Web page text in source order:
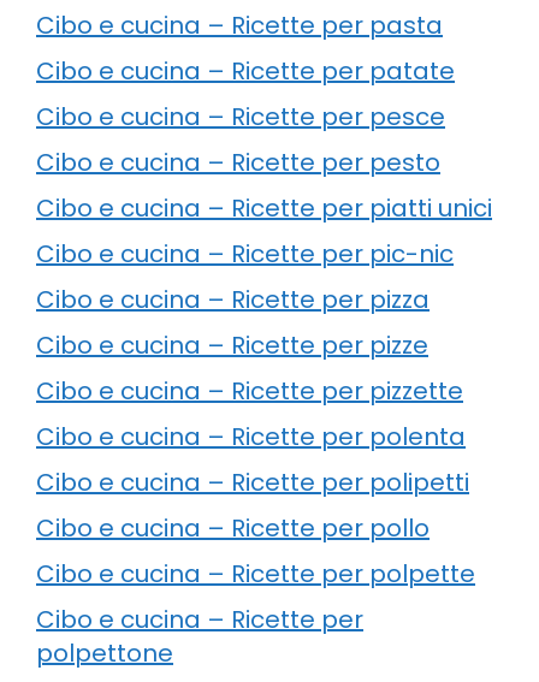
Cibo e cucina – Ricette per pasta
Cibo e cucina – Ricette per patate
Cibo e cucina – Ricette per pesce
Cibo e cucina – Ricette per pesto
Cibo e cucina – Ricette per piatti unici
Cibo e cucina – Ricette per pic-nic
Cibo e cucina – Ricette per pizza
Cibo e cucina – Ricette per pizze
Cibo e cucina – Ricette per pizzette
Cibo e cucina – Ricette per polenta
Cibo e cucina – Ricette per polipetti
Cibo e cucina – Ricette per pollo
Cibo e cucina – Ricette per polpette
Cibo e cucina – Ricette per
polpettone